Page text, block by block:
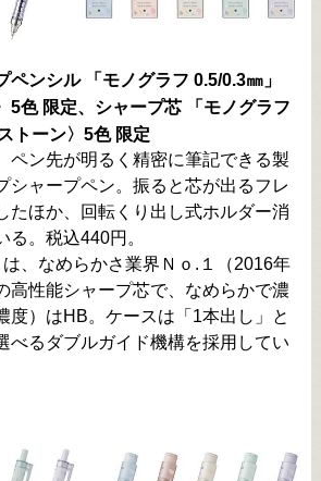
ペンシル 「モノグラフ 0.5/0.3㎜」
5色 限定、シャープ芯 「モノグラフ
トーン〉5色 限定
ペン先が明るく精密に筆記できる製
シャープペン。振ると芯が出るフレ
たほか、回転くり出し式ホルダー消
る。税込440円。
は、なめらかさ業界Ｎｏ.１（2016年
高性能シャープ芯で、なめらかで濃
度）はHB。ケースは「1本出し」と
べるダブルガイド機構を採用してい